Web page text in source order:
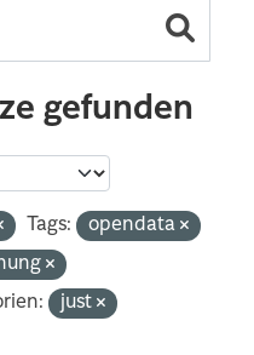
gefunden
Tags:
opendata
just